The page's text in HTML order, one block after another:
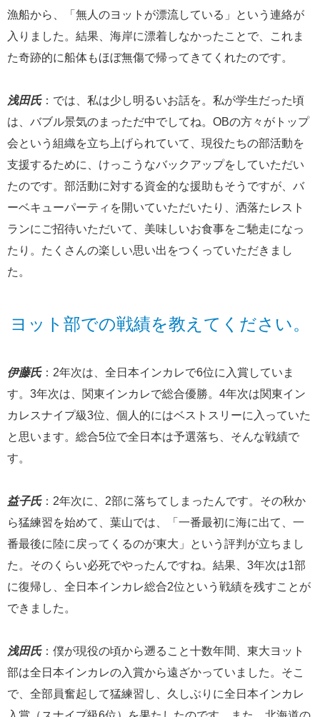
漁船から、「無人のヨットが漂流している」という連絡が
入りました。結果、海岸に漂着しなかったことで、これま
た奇跡的に船体もほぼ無傷で帰ってきてくれたのです。
浅田氏：では、私は少し明るいお話を。私が学生だった頃
は、バブル景気のまっただ中でしてね。OBの方々がトップ
会という組織を立ち上げられていて、現役たちの部活動を
支援するために、けっこうなバックアップをしていただい
たのです。部活動に対する資金的な援助もそうですが、バ
ーベキューパーティを開いていただいたり、洒落たレスト
ランにご招待いただいて、美味しいお食事をご馳走になっ
たり。たくさんの楽しい思い出をつくっていただきまし
た。
ヨット部での戦績を教えてください。
伊藤氏：2年次は、全日本インカレで6位に入賞していま
す。3年次は、関東インカレで総合優勝。4年次は関東イン
カレスナイプ級3位、個人的にはベストスリーに入っていた
と思います。総合5位で全日本は予選落ち、そんな戦績で
す。
益子氏：2年次に、2部に落ちてしまったんです。その秋か
ら猛練習を始めて、葉山では、「一番最初に海に出て、一
番最後に陸に戻ってくるのが東大」という評判が立ちまし
た。そのくらい必死でやったんですね。結果、3年次は1部
に復帰し、全日本インカレ総合2位という戦績を残すことが
できました。
浅田氏：僕が現役の頃から遡ること十数年間、東大ヨット
部は全日本インカレの入賞から遠ざかっていました。そこ
で、全部員奮起して猛練習し、久しぶりに全日本インカレ